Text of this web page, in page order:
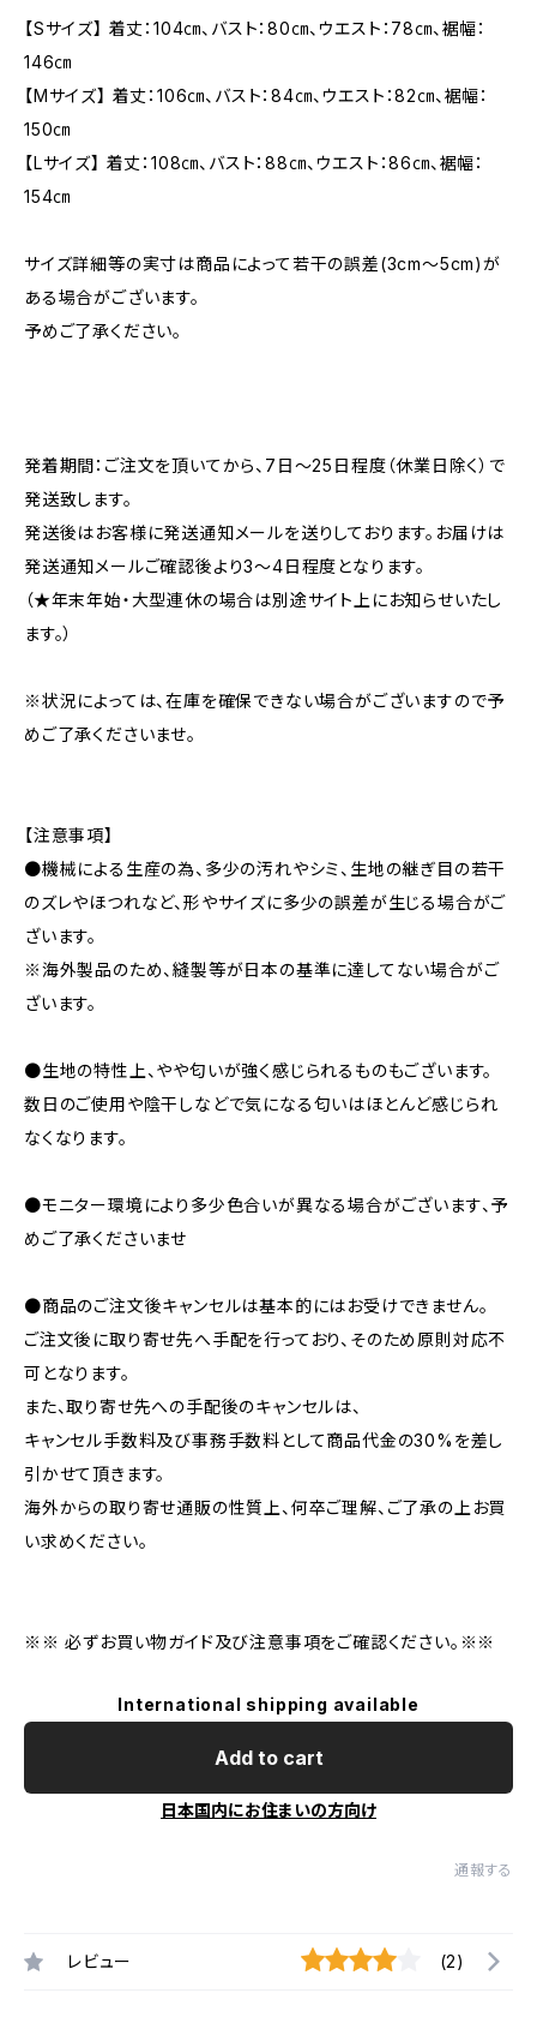
【Sサイズ】 着丈：104㎝、バスト：80㎝、ウエスト：78㎝、裾幅：
146㎝
【Mサイズ】 着丈：106㎝、バスト：84㎝、ウエスト：82㎝、裾幅：
150㎝
【Lサイズ】 着丈：108㎝、バスト：88㎝、ウエスト：86㎝、裾幅：
154㎝
サイズ詳細等の実寸は商品によって若干の誤差(3cm〜5cm)が
ある場合がございます。
予めご了承ください。
発着期間：ご注文を頂いてから、7日〜25日程度（休業日除く）で
発送致します。
発送後はお客様に発送通知メールを送りしております。お届けは
発送通知メールご確認後より3〜4日程度となります。
（★年末年始・大型連休の場合は別途サイト上にお知らせいたし
ます。）
※状況によっては、在庫を確保できない場合がございますので予
めご了承くださいませ。
【注意事項】
●機械による生産の為、多少の汚れやシミ、生地の継ぎ目の若干
のズレやほつれなど、形やサイズに多少の誤差が生じる場合がご
ざいます。
※海外製品のため、縫製等が日本の基準に達してない場合がご
ざいます。
●生地の特性上、やや匂いが強く感じられるものもございます。
数日のご使用や陰干しなどで気になる匂いはほとんど感じられ
なくなります。
●モニター環境により多少色合いが異なる場合がございます、予
めご了承くださいませ
●商品のご注文後キャンセルは基本的にはお受けできません。
ご注文後に取り寄せ先へ手配を行っており、そのため原則対応不
可となります。
また、取り寄せ先への手配後のキャンセルは、
キャンセル手数料及び事務手数料として商品代金の30%を差し
引かせて頂きます。
海外からの取り寄せ通販の性質上、何卒ご理解、ご了承の上お買
い求めください。
※※ 必ずお買い物ガイド及び注意事項をご確認ください。※※
International shipping available
Add to cart
日本国内にお住まいの方向け
通報する
レビュー (2)